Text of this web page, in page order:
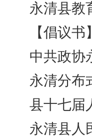
永清县教
【倡议
中共政协
永清分布
县十七届
永清县人